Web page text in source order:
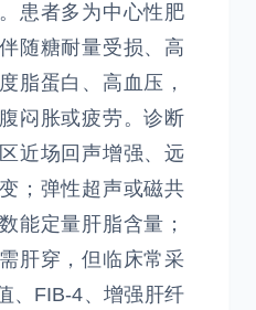
患者多为中心性肥
随糖耐量受损、高
脂蛋白、高血压，
闷胀或疲劳。诊断
近场回声增强、远
；弹性超声或磁共
能定量肝脂含量；
肝穿，但临床常采
、FIB-4、增强肝纤